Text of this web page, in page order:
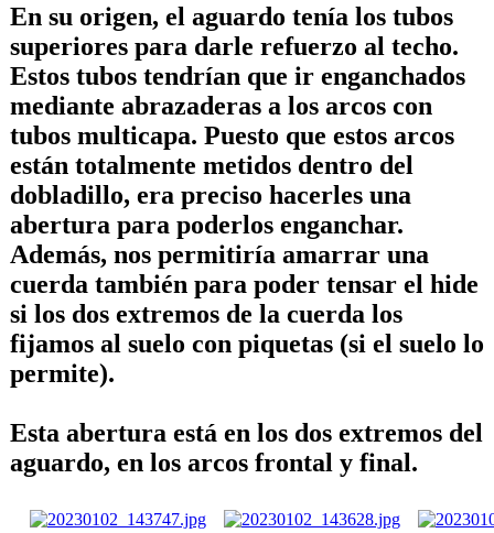
En su origen, el aguardo tenía los tubos
superiores para darle refuerzo al techo.
Estos tubos tendrían que ir enganchados
mediante abrazaderas a los arcos con
tubos multicapa. Puesto que estos arcos
están totalmente metidos dentro del
dobladillo, era preciso hacerles una
abertura para poderlos enganchar.
Además, nos permitiría amarrar una
cuerda también para poder tensar el hide
si los dos extremos de la cuerda los
fijamos al suelo con piquetas (si el suelo lo
permite).
Esta abertura está en los dos extremos del
aguardo, en los arcos frontal y final.